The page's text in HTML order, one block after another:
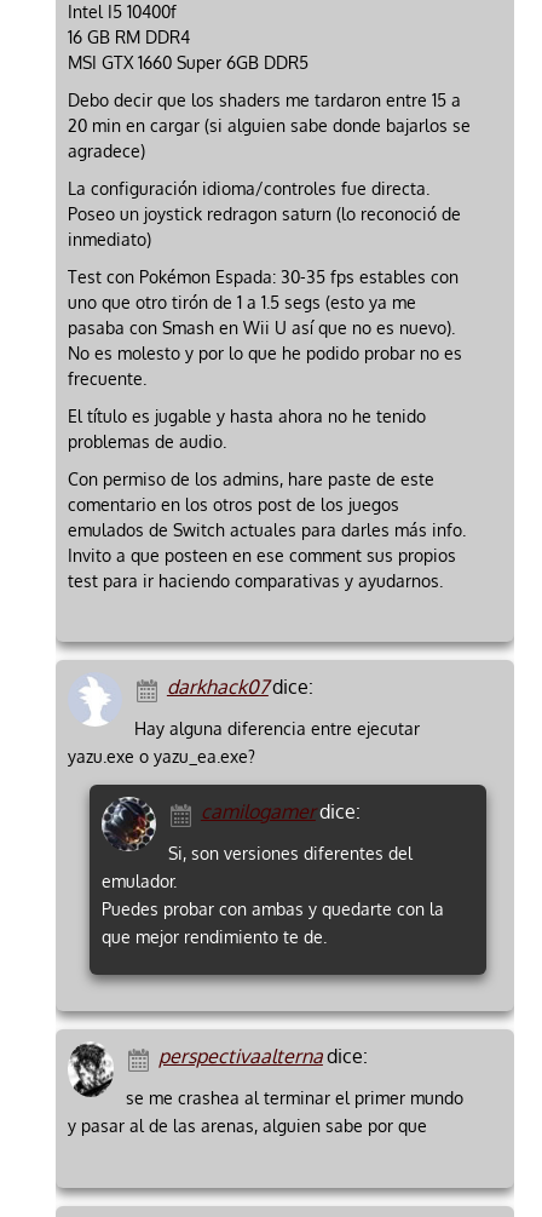
Intel I5 10400f
16 GB RM DDR4
MSI GTX 1660 Super 6GB DDR5
Debo decir que los shaders me tardaron entre 15 a
20 min en cargar (si alguien sabe donde bajarlos se
agradece)
La configuración idioma/controles fue directa.
Poseo un joystick redragon saturn (lo reconoció de
inmediato)
Test con Pokémon Espada: 30-35 fps estables con
uno que otro tirón de 1 a 1.5 segs (esto ya me
pasaba con Smash en Wii U así que no es nuevo).
No es molesto y por lo que he podido probar no es
frecuente.
El título es jugable y hasta ahora no he tenido
problemas de audio.
Con permiso de los admins, hare paste de este
comentario en los otros post de los juegos
emulados de Switch actuales para darles más info.
Invito a que posteen en ese comment sus propios
test para ir haciendo comparativas y ayudarnos.
darkhack07dice:
Hay alguna diferencia entre ejecutar
yazu.exe o yazu_ea.exe?
camilogamerdice:
Si, son versiones diferentes del
emulador.
Puedes probar con ambas y quedarte con la
que mejor rendimiento te de.
perspectivaalternadice:
se me crashea al terminar el primer mundo
y pasar al de las arenas, alguien sabe por que